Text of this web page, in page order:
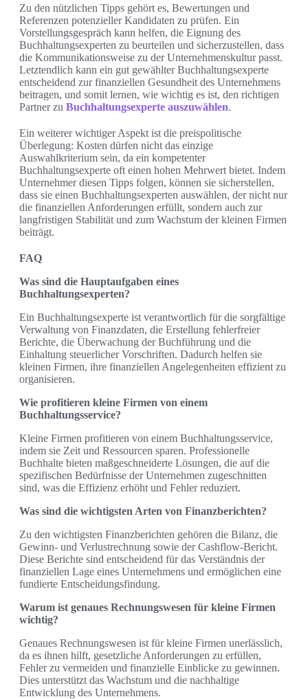
Zu den nützlichen Tipps gehört es, Bewertungen und
Referenzen potenzieller Kandidaten zu prüfen. Ein
Vorstellungsgespräch kann helfen, die Eignung des
Buchhaltungsexperten zu beurteilen und sicherzustellen, dass
die Kommunikationsweise zu der Unternehmenskultur passt.
Letztendlich kann ein gut gewählter Buchhaltungsexperte
entscheidend zur finanziellen Gesundheit des Unternehmens
beitragen, und somit lernen, wie wichtig es ist, den richtigen
Partner zu Buchhaltungsexperte auszuwählen.
Ein weiterer wichtiger Aspekt ist die preispolitische
Überlegung: Kosten dürfen nicht das einzige
Auswahlkriterium sein, da ein kompetenter
Buchhaltungsexperte oft einen hohen Mehrwert bietet. Indem
Unternehmer diesen Tipps folgen, können sie sicherstellen,
dass sie einen Buchhaltungsexperten auswählen, der nicht nur
die finanziellen Anforderungen erfüllt, sondern auch zur
langfristigen Stabilität und zum Wachstum der kleinen Firmen
beiträgt.
FAQ
Was sind die Hauptaufgaben eines
Buchhaltungsexperten?
Ein Buchhaltungsexperte ist verantwortlich für die sorgfältige
Verwaltung von Finanzdaten, die Erstellung fehlerfreier
Berichte, die Überwachung der Buchführung und die
Einhaltung steuerlicher Vorschriften. Dadurch helfen sie
kleinen Firmen, ihre finanziellen Angelegenheiten effizient zu
organisieren.
Wie profitieren kleine Firmen von einem
Buchhaltungsservice?
Kleine Firmen profitieren von einem Buchhaltungsservice,
indem sie Zeit und Ressourcen sparen. Professionelle
Buchhalte bieten maßgeschneiderte Lösungen, die auf die
spezifischen Bedürfnisse der Unternehmen zugeschnitten
sind, was die Effizienz erhöht und Fehler reduziert.
Was sind die wichtigsten Arten von Finanzberichten?
Zu den wichtigsten Finanzberichten gehören die Bilanz, die
Gewinn- und Verlustrechnung sowie der Cashflow-Bericht.
Diese Berichte sind entscheidend für das Verständnis der
finanziellen Lage eines Unternehmens und ermöglichen eine
fundierte Entscheidungsfindung.
Warum ist genaues Rechnungswesen für kleine Firmen
wichtig?
Genaues Rechnungswesen ist für kleine Firmen unerlässlich,
da es ihnen hilft, gesetzliche Anforderungen zu erfüllen,
Fehler zu vermeiden und finanzielle Einblicke zu gewinnen.
Dies unterstützt das Wachstum und die nachhaltige
Entwicklung des Unternehmens.